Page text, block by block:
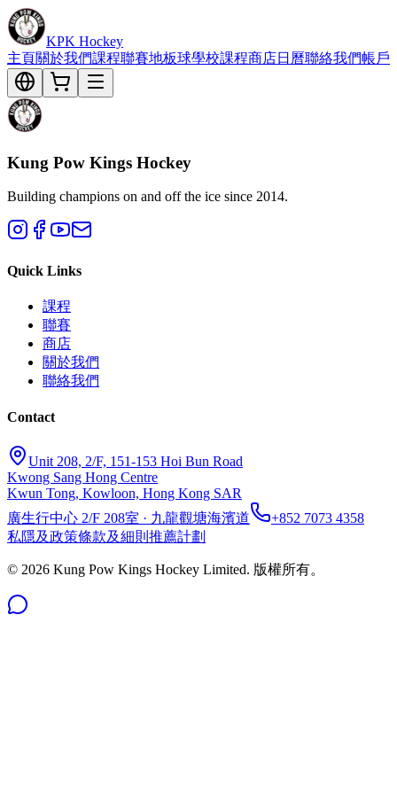
KPK Hockey
主頁關於我們課程聯賽地板球學校課程商店日曆聯絡我們帳戶
Kung Pow Kings Hockey
Building champions on and off the ice since 2014.
Quick Links
課程
聯賽
商店
關於我們
聯絡我們
Contact
Unit 208, 2/F, 151-153 Hoi Bun Road
Kwong Sang Hong Centre
Kwun Tong, Kowloon, Hong Kong SAR
廣生行中心 2/F 208室 · 九龍觀塘海濱道
+852 7073 4358
私隱及政策條款及細則 推薦計劃
© 2026 Kung Pow Kings Hockey Limited. 版權所有。